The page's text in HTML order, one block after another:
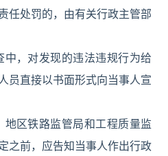
任处罚的，由有关行政主管部
，对发现的违法违规行为给
员直接以书面形式向当事人宣
区铁路监管局和工程质量监
之前，应告知当事人作出行政